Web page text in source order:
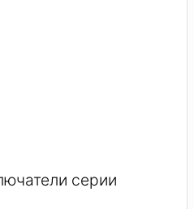
серии